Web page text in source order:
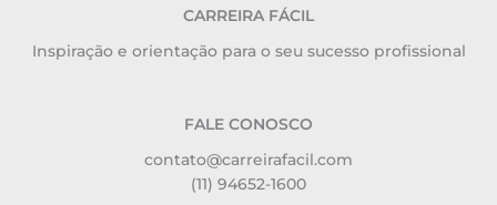
CARREIRA FÁCIL
Inspiração e orientação para o seu sucesso profissional
FALE CONOSCO
contato@carreirafacil.com
(11) 94652-1600